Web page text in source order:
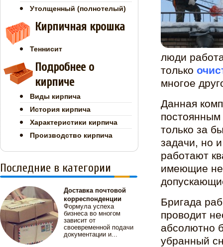
Утолщенный (полнотелый)
Кирпичная крошка
Теннисит
Подробнее о
кирпиче
Виды кирпича
История кирпича
Характеристики кирпича
Производство кирпича
Последние в категории
Доставка почтовой
корреспонденции
Формула успеха
бизнеса во многом
зависит от
своевременной подачи
документации и...
люди
только
многое
Данная
постоянным
только за
задачи, но
работают
имеющие
Бригада
проводит
абсолютно
убранный